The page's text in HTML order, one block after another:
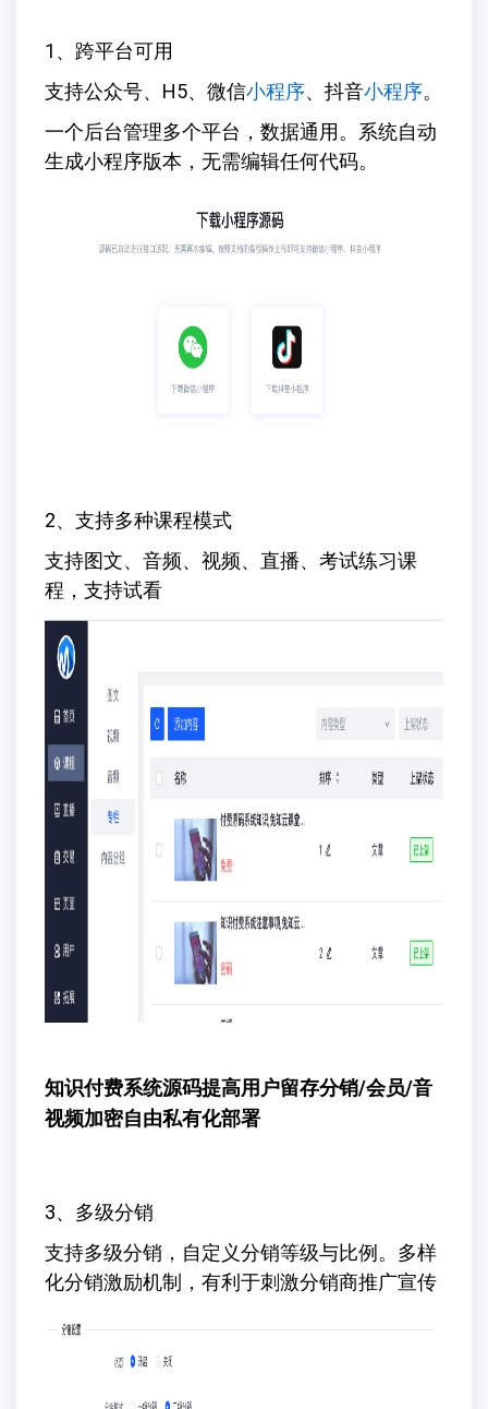
1、跨平台可用
支持公众号、H5、微信小程序、抖音小程序。
一个后台管理多个平台，数据通用。系统自动
生成小程序版本，无需编辑任何代码。
2、支持多种课程模式
支持图文、音频、视频、直播、考试练习课
程，支持试看
知识付费系统源码提高用户留存分销/会员/音
视频加密自由私有化部署
3、多级分销
支持多级分销，自定义分销等级与比例。多样
化分销激励机制，有利于刺激分销商推广宣传